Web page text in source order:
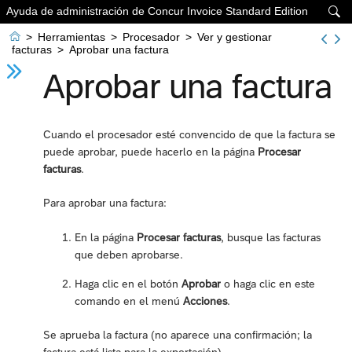

Ayuda de administración de Concur Invoice Standard Edition
 > Herramientas > Procesador > Ver y gestionar
facturas > Aprobar una factura
Aprobar una factura
Cuando el procesador esté convencido de que la factura se
puede aprobar, puede hacerlo en la página Procesar
facturas.
Para aprobar una factura:
En la página Procesar facturas, busque las facturas
que deben aprobarse.
Haga clic en el botón Aprobar o haga clic en este
comando en el menú Acciones.
Se aprueba la factura (no aparece una confirmación; la